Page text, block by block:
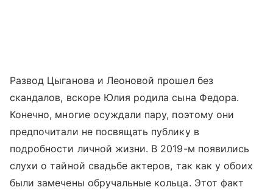
Развод Цыганова и Леоновой прошел без
скандалов, вскоре Юлия родила сына Федора.
Конечно, многие осуждали пару, поэтому они
предпочитали не посвящать публику в
подробности личной жизни. В 2019-м появились
слухи о тайной свадьбе актеров, так как у обоих
были замечены обручальные кольца. Этот факт